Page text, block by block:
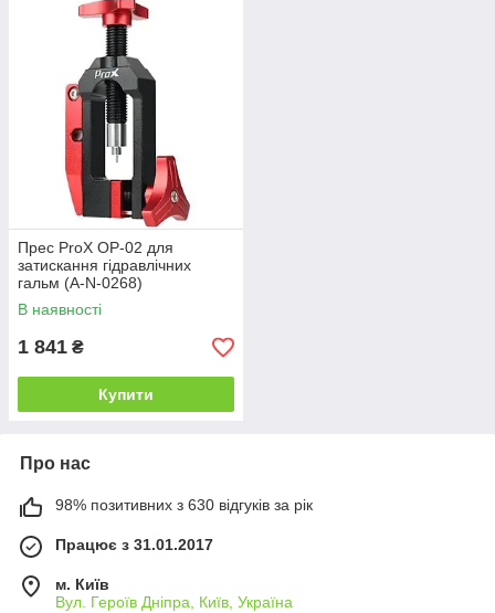
Прес ProX OP-02 для
затискання гідравлічних
гальм (A-N-0268)
В наявності
1 841 ₴
Купити
Про нас
98% позитивних з 630 відгуків за рік
Працює з 31.01.2017
м. Київ
Вул. Героїв Дніпра, Київ, Україна